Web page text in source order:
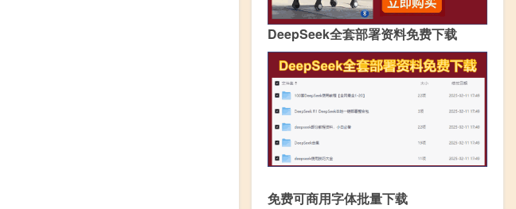
DeepSeek全套部署资料免费下载
免费可商用字体批量下载